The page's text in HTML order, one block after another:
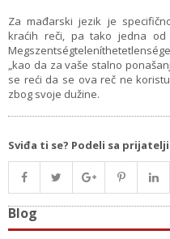
Za mađarski jezik je
kraćih reči, pa tako jedna
„kao da za vaše stalno
se reći da se ova reč ne
zbog svoje dužine.
Sviđa ti se? Podeli sa
Blog